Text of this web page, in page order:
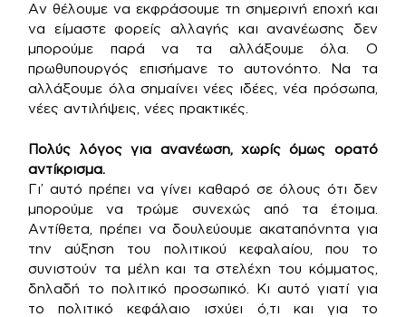
Αν θέλουμε να εκφράσουμε τη σημερινή εποχή και
να είμαστε φορείς αλλαγής και ανανέωσης δεν
μπορούμε παρά να τα αλλάξουμε όλα. Ο
πρωθυπουργός επισήμανε το αυτονόητο. Να τα
αλλάξουμε όλα σημαίνει νέες ιδέες, νέα πρόσωπα,
νέες αντιλήψεις, νέες πρακτικές.
Πολύς λόγος για ανανέωση, χωρίς όμως ορατό
αντίκρισμα.
Γι’ αυτό πρέπει να γίνει καθαρό σε όλους ότι δεν
μπορούμε να τρώμε συνεχώς από τα έτοιμα.
Αντίθετα, πρέπει να δουλεύουμε ακαταπόνητα για
την αύξηση του πολιτικού κεφαλαίου, που το
συνιστούν τα μέλη και τα στελέχη του κόμματος,
δηλαδή το πολιτικό προσωπικό. Κι αυτό γιατί για
το πολιτικό κεφάλαιο ισχύει ό,τι και για το